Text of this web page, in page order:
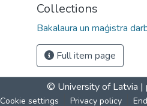
Collections
Bakalaura un maģistra
Full item page
© University of Latvia |
Cookie settings Privacy policy